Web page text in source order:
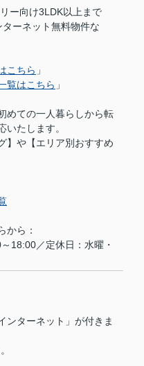
ー向け3LDK以上まで
ーネット無料物件な
こちら 」
覧はこちら 」
めての一人暮らしから転
いたします。
】や【エリア別おすすめ
から：
18:00／定休日：水曜・
ンターネット」が付きま